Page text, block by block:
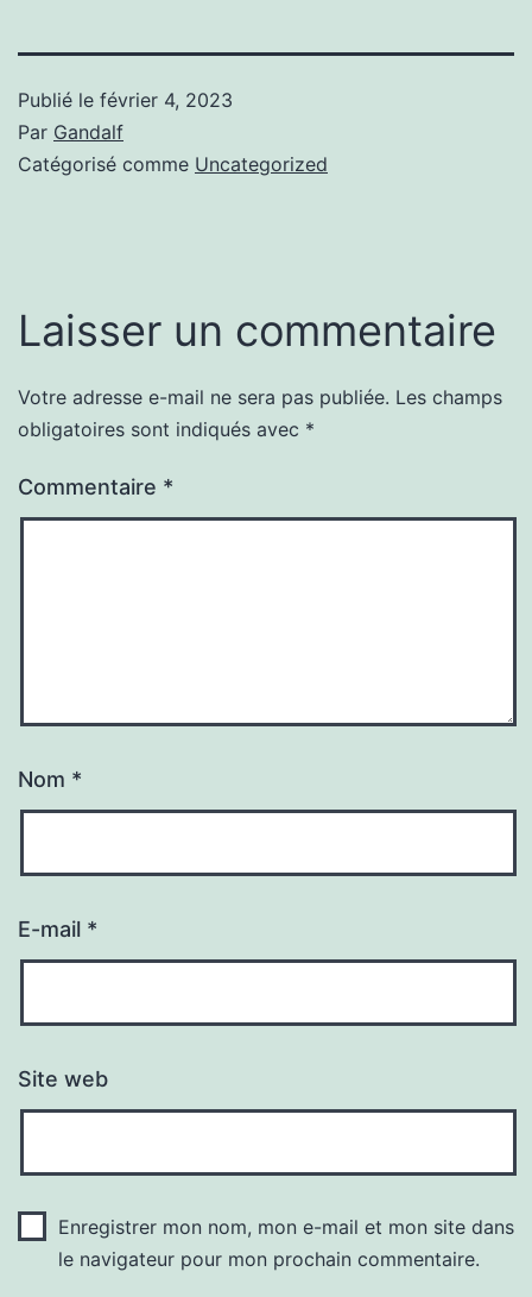
Publié le février 4, 2023
Par Gandalf
Catégorisé comme Uncategorized
Laisser un commentaire
Votre adresse e-mail ne sera pas publiée. Les champs
obligatoires sont indiqués avec *
Commentaire *
Nom *
E-mail *
Site web
Enregistrer mon nom, mon e-mail et mon site dans
le navigateur pour mon prochain commentaire.